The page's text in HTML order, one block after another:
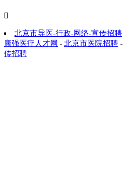

北京市导医-行政-网络-宣传招聘
康强医疗人才网 - 北京市医院招聘 -
传招聘